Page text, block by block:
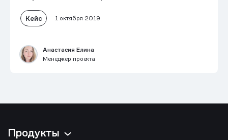
Кейс 1 октября 2019
Анастасия Елина
Менеджер проекта
Продукты